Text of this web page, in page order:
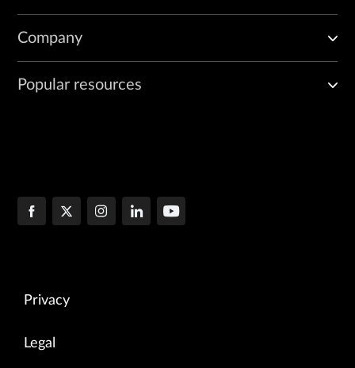
Company
Popular resources
Privacy
Legal